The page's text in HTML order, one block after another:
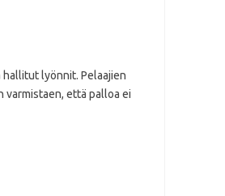
lyönnit. Pelaajien
varmistaen, että palloa ei